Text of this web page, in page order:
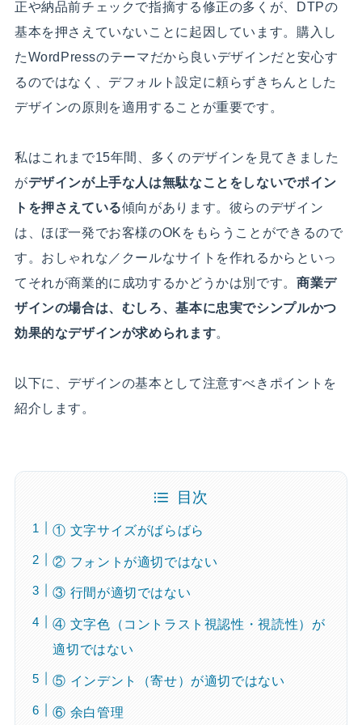
正や納品前チェックで指摘する修正の多くが、DTPの
基本を押さえていないことに起因しています。購入し
たWordPressのテーマだから良いデザインだと安心す
るのではなく、デフォルト設定に頼らずきちんとした
デザインの原則を適用することが重要です。
私はこれまで15年間、多くのデザインを見てきました
がデザインが上手な人は無駄なことをしないでポイン
トを押さえている傾向があります。彼らのデザイン
は、ほぼ一発でお客様のOKをもらうことができるので
す。おしゃれな／クールなサイトを作れるからといっ
てそれが商業的に成功するかどうかは別です。 商業デ
ザインの場合は、むしろ、基本に忠実でシンプルかつ
効果的なデザインが求められます。
以下に、デザインの基本として注意すべきポイントを
紹介します。
目次
① 文字サイズがばらばら
② フォントが適切ではない
③ 行間が適切ではない
④ 文字色（コントラスト視認性・視読性）が
適切ではない
⑤ インデント（寄せ）が適切ではない
⑥ 余白管理